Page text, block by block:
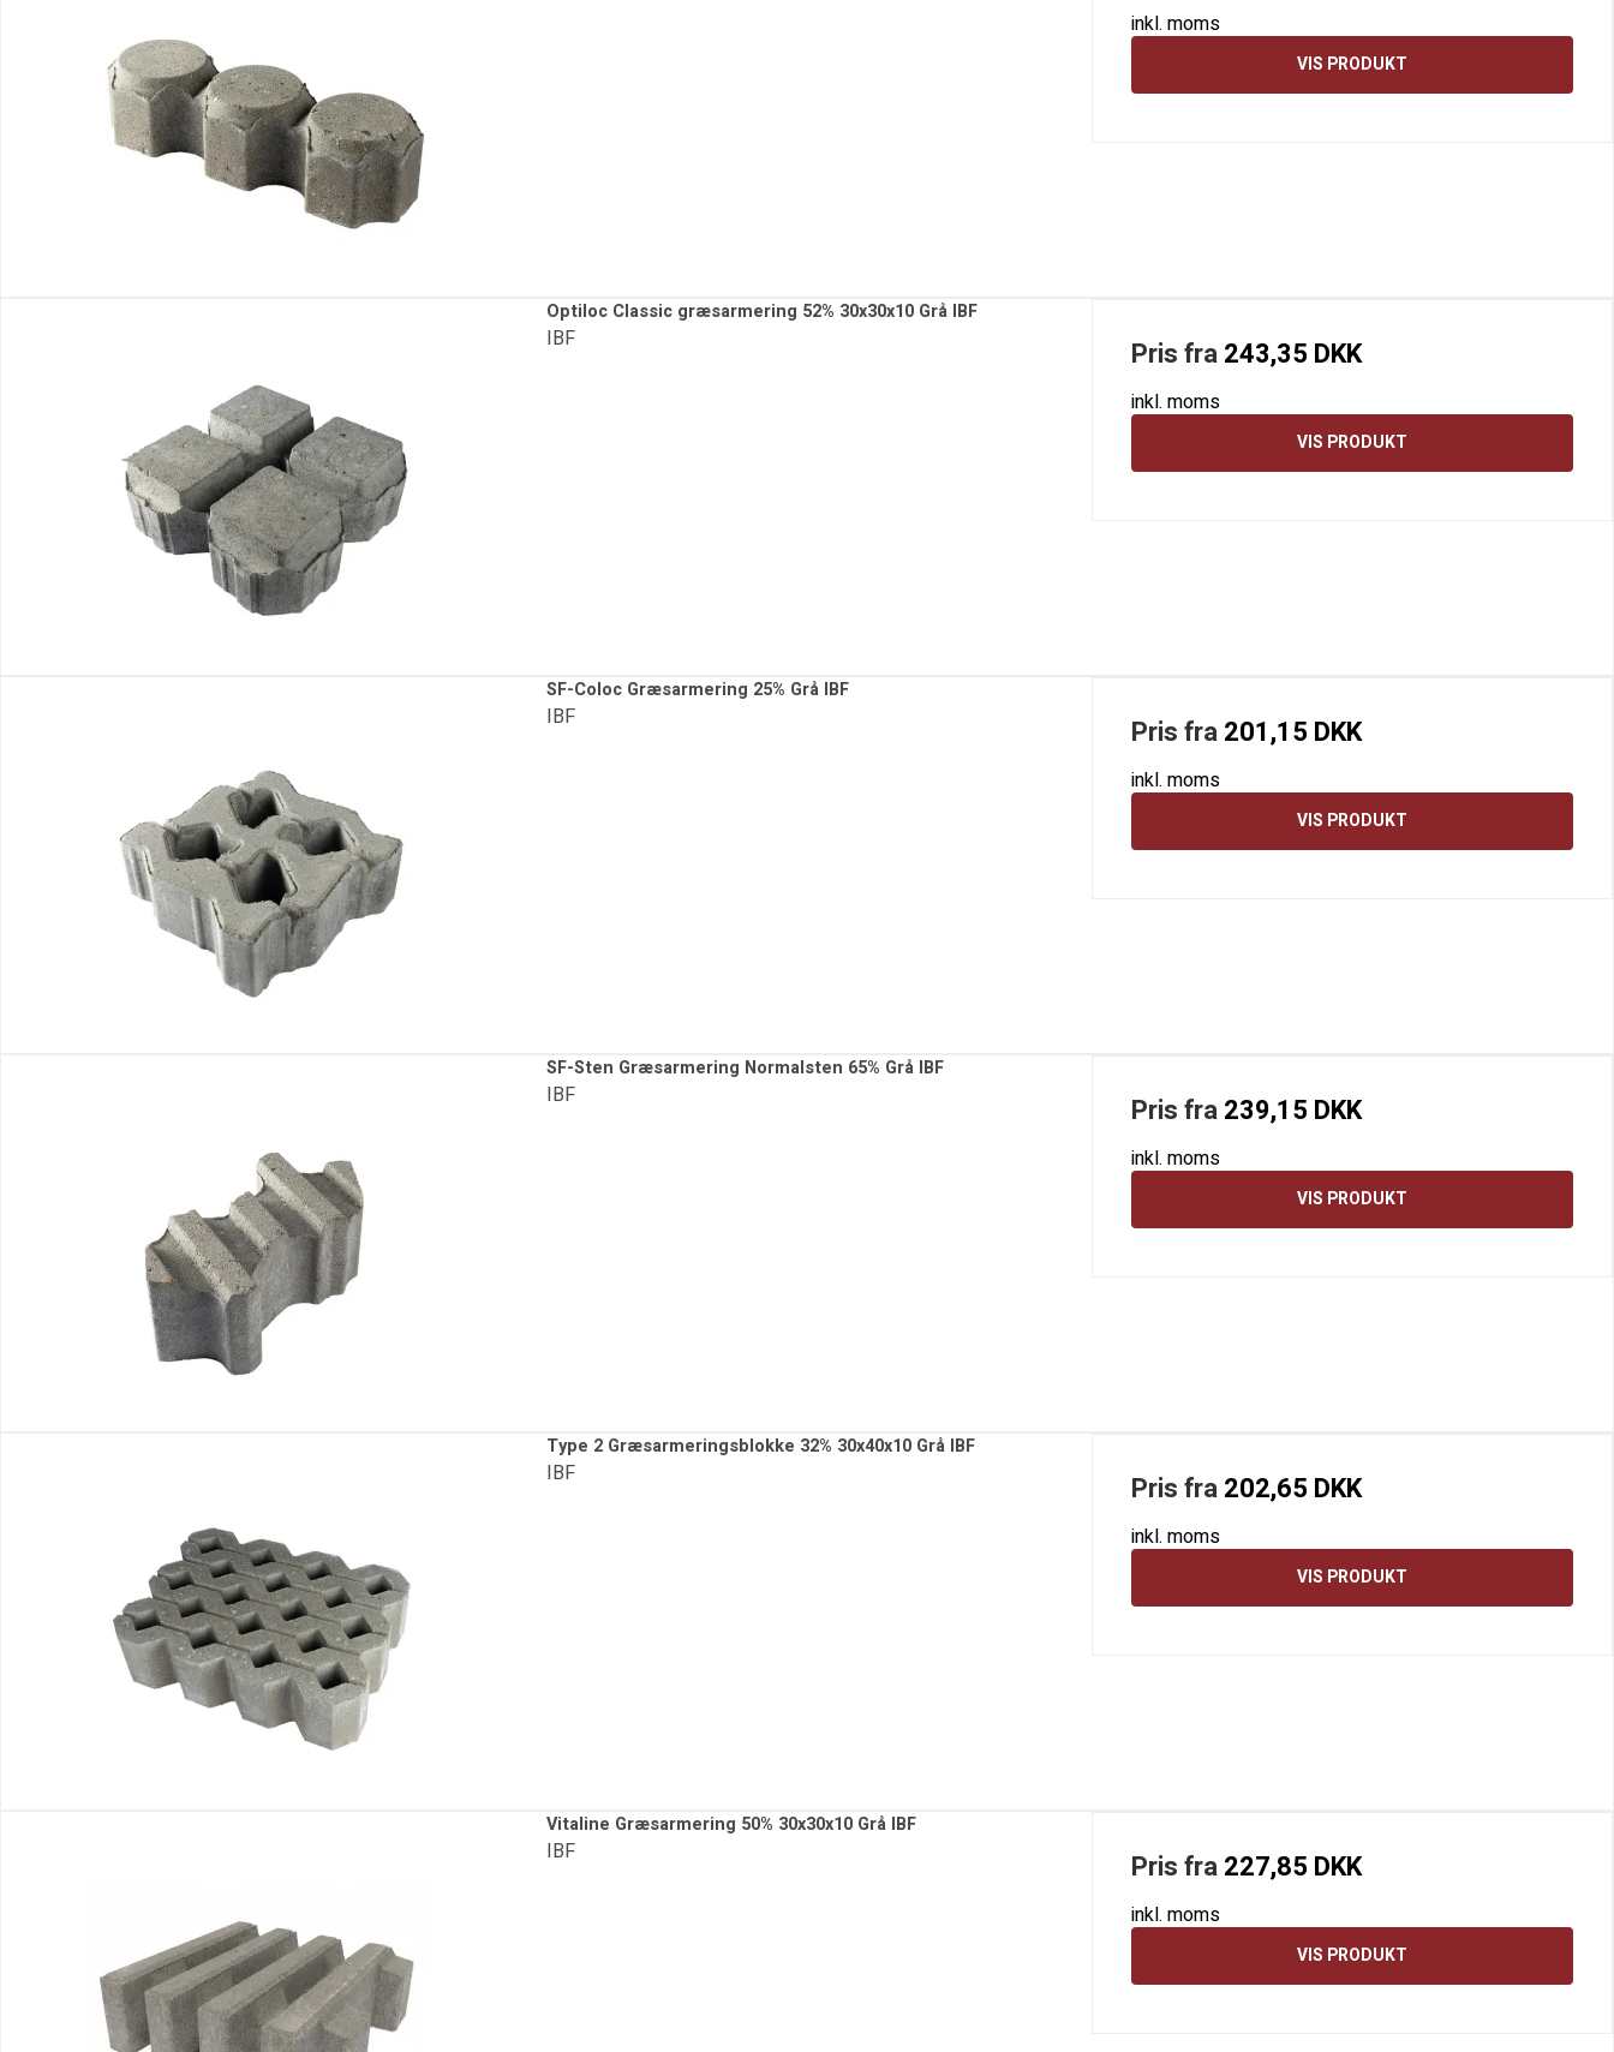
inkl. moms
VIS PRODUKT
Optiloc Classic græsarmering 52% 30x30x10 Grå IBF
IBF Pris fra243,35 DKK
inkl. moms
VIS PRODUKT
SF-Coloc Græsarmering 25% Grå IBF
IBF Pris fra201,15 DKK
inkl. moms
VIS PRODUKT
SF-Sten Græsarmering Normalsten 65% Grå IBF
IBF Pris fra239,15 DKK
inkl. moms
VIS PRODUKT
Type 2 Græsarmeringsblokke 32% 30x40x10 Grå IBF
IBF Pris fra202,65 DKK
inkl. moms
VIS PRODUKT
Vitaline Græsarmering 50% 30x30x10 Grå IBF
IBF Pris fra227,85 DKK
inkl. moms
VIS PRODUKT